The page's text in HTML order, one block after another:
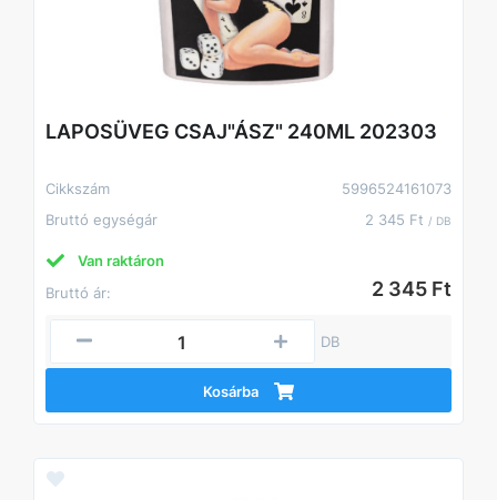
LAPOSÜVEG CSAJ"ÁSZ" 240ML 202303
Cikkszám
5996524161073
Bruttó egységár
2 345 Ft / DB
Van raktáron
Bruttó ár:
2 345 Ft
DB
Kosárba